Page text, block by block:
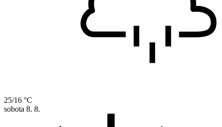
25/16 °C
sobota 8. 8.